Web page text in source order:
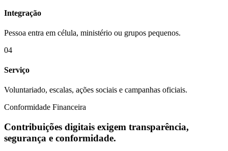
Integração
Pessoa entra em célula, ministério ou grupos pequenos.
04
Serviço
Voluntariado, escalas, ações sociais e campanhas oficiais.
Conformidade Financeira
Contribuições digitais exigem transparência,
segurança e conformidade.